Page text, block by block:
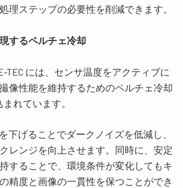
理ステップの必要性を削減できます。
するペルチェ冷却
TEC には、センサ温度をアクティブに
像性能を維持するためのペルチェ冷却
れています。
下げることでダークノイズを低減し、
レンジを向上させます。同時に、安定
することで、環境条件が変化してもキ
精度と画像の一貫性を保つことができ